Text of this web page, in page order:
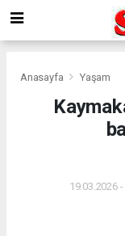
Anasayfa Yaşam
19.03.2026